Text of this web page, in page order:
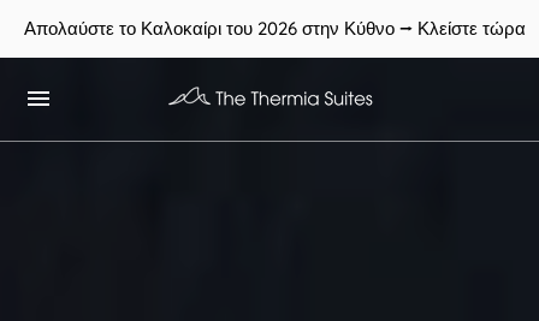
Απολαύστε το Καλοκαίρι του 2026 στην Κύθνο ⭢ Κλείστε τώρα
Κλείστε τώρα στις καλύτερες τιμές, εδώ